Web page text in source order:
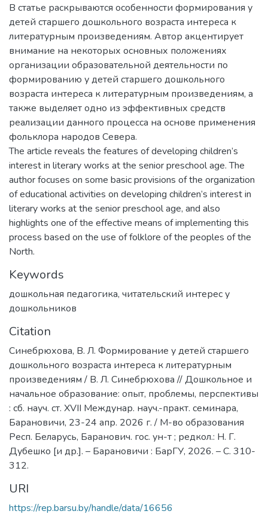
В статье раскрываются особенности формирования у
детей старшего дошкольного возраста интереса к
литературным произведениям. Автор акцентирует
внимание на некоторых основных положениях
организации образовательной деятельности по
формированию у детей старшего дошкольного
возраста интереса к литературным произведениям, а
также выделяет одно из эффективных средств
реализации данного процесса на основе применения
фольклора народов Севера.
The article reveals the features of developing children’s
interest in literary works at the senior preschool age. The
author focuses on some basic provisions of the organization
of educational activities on developing children’s interest in
literary works at the senior preschool age, and also
highlights one of the effective means of implementing this
process based on the use of folklore of the peoples of the
North.
Keywords
дошкольная педагогика, читательский интерес у
дошкольников
Citation
Синебрюхова, В. Л. Формирование у детей старшего
дошкольного возраста интереса к литературным
произведениям / В. Л. Синебрюхова // Дошкольное и
начальное образование: опыт, проблемы, перспективы
: сб. науч. ст. XVII Междунар. науч.-практ. семинара,
Барановичи, 23-24 апр. 2026 г. / М-во образования
Респ. Беларусь, Баранович. гос. ун-т ; редкол.: Н. Г.
Дубешко [и др.]. – Барановичи : БарГУ, 2026. – С. 310-
312.
URI
https://rep.barsu.by/handle/data/16656